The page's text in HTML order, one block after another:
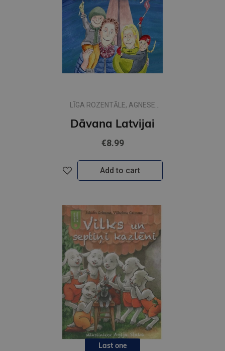
LĪGA ROZENTĀLE, AGNESE
Dāvana Latvijai
€8.99
Add to cart
Last one